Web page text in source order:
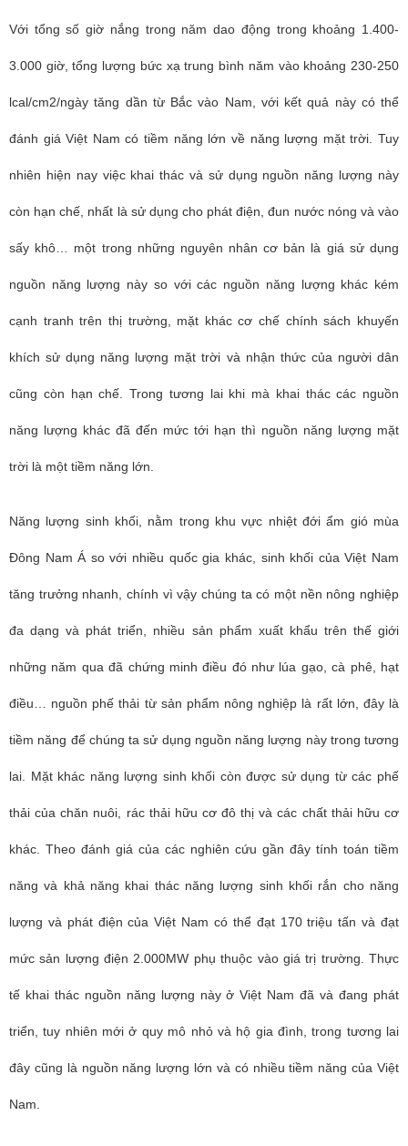
Với tổng số giờ nắng trong năm dao động trong khoảng 1.400-
3.000 giờ, tổng lượng bức xạ trung bình năm vào khoảng 230-250
lcal/cm2/ngày tăng dần từ Bắc vào Nam, với kết quả này có thể
đánh giá Việt Nam có tiềm năng lớn về năng lượng mặt trời. Tuy
nhiên hiện nay việc khai thác và sử dụng nguồn năng lượng này
còn hạn chế, nhất là sử dụng cho phát điện, đun nước nóng và vào
sấy khô… một trong những nguyên nhân cơ bản là giá sử dụng
nguồn năng lượng này so với các nguồn năng lượng khác kém
cạnh tranh trên thị trường, mặt khác cơ chế chính sách khuyến
khích sử dụng năng lượng mặt trời và nhận thức của người dân
cũng còn hạn chế. Trong tương lai khi mà khai thác các nguồn
năng lượng khác đã đến mức tới hạn thì nguồn năng lượng mặt
trời là một tiềm năng lớn.
Năng lượng sinh khối, nằm trong khu vực nhiệt đới ẩm gió mùa
Đông Nam Á so với nhiều quốc gia khác, sinh khối của Việt Nam
tăng trưởng nhanh, chính vì vậy chúng ta có một nền nông nghiệp
đa dạng và phát triển, nhiều sản phẩm xuất khẩu trên thế giới
những năm qua đã chứng minh điều đó như lúa gạo, cà phê, hạt
điều… nguồn phế thải từ sản phẩm nông nghiệp là rất lớn, đây là
tiềm năng để chúng ta sử dụng nguồn năng lượng này trong tương
lai. Mặt khác năng lượng sinh khối còn được sử dụng từ các phế
thải của chăn nuôi, rác thải hữu cơ đô thị và các chất thải hữu cơ
khác. Theo đánh giá của các nghiên cứu gần đây tính toán tiềm
năng và khả năng khai thác năng lượng sinh khối rắn cho năng
lượng và phát điện của Việt Nam có thể đạt 170 triệu tấn và đạt
mức sản lượng điện 2.000MW phụ thuộc vào giá trị trường. Thực
tế khai thác nguồn năng lượng này ở Việt Nam đã và đang phát
triển, tuy nhiên mới ở quy mô nhỏ và hộ gia đình, trong tương lai
đây cũng là nguồn năng lượng lớn và có nhiều tiềm năng của Việt
Nam.